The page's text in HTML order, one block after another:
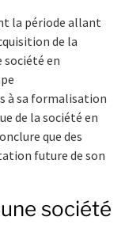
la période allant
de la
en
à sa formalisation
de la société en
que des
future de son
société